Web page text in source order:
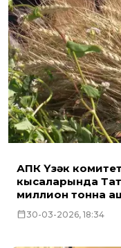
АПК Үзәк
кысаларында
миллион тонна
30-03-2026, 18:34